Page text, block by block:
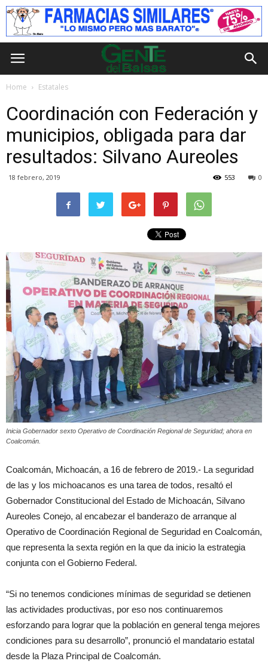
Home Estatales
Coordinación con Federación y
municipios, obligada para dar
resultados: Silvano Aureoles
18 febrero, 2019 0
553
Inicia Gobernador sexto Operativo de Coordinación Regional de Seguridad; ahora en
Coalcomán.
Coalcomán, Michoacán, a 16 de febrero de 2019.- La seguridad
de las y los michoacanos es una tarea de todos, resaltó el
Gobernador Constitucional del Estado de Michoacán, Silvano
Aureoles Conejo, al encabezar el banderazo de arranque al
Operativo de Coordinación Regional de Seguridad en Coalcomán,
que representa la sexta región en la que da inicio la estrategia
conjunta con el Gobierno Federal.
“Si no tenemos condiciones mínimas de seguridad se detienen
las actividades productivas, por eso nos continuaremos
esforzando para lograr que la población en general tenga mejores
condiciones para su desarrollo”, pronunció el mandatario estatal
desde la Plaza Principal de Coalcomán.